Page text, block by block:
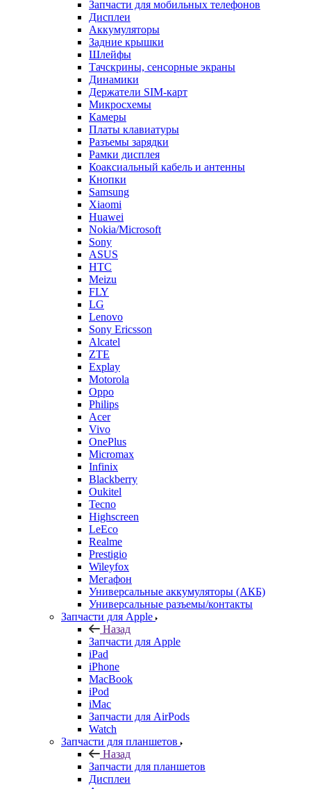
Шлейфы
Тачскрины, сенсорные экраны
Динамики
Держатели SIM-карт
Микросхемы
Камеры
Платы клавиатуры
Разъемы зарядки
Рамки дисплея
Коаксиальный кабель и антенны
Кнопки
Samsung
Xiaomi
Huawei
Nokia/Microsoft
Sony
ASUS
HTC
Meizu
FLY
LG
Lenovo
Sony Ericsson
Alcatel
ZTE
Explay
Motorola
Oppo
Philips
Acer
Vivo
OnePlus
Micromax
Infinix
Blackberry
Oukitel
Tecno
Highscreen
LeEco
Realme
Prestigio
Wileyfox
Мегафон
Универсальные аккумуляторы (АКБ)
Универсальные разъемы/контакты
Запчасти для Apple
Назад
Запчасти для Apple
iPad
iPhone
MacBook
iPod
iMac
Запчасти для AirPods
Watch
Запчасти для планшетов
Назад
Запчасти для планшетов
Дисплеи
Аккумуляторы
Шлейфы
Тачскрины